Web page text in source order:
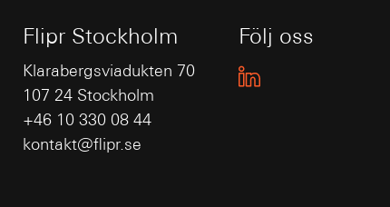
Flipr Stockholm
Klarabergsviadukten 70
107 24 Stockholm
+46 10 330 08 44
kontakt@flipr.se
Följ oss